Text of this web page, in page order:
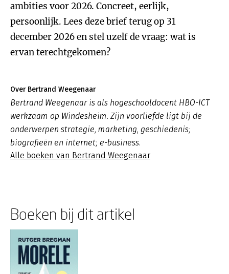
ambities voor 2026. Concreet, eerlijk,
persoonlijk. Lees deze brief terug op 31
december 2026 en stel uzelf de vraag: wat is
ervan terechtgekomen?
Over Bertrand Weegenaar
Bertrand Weegenaar is als hogeschooldocent HBO-ICT
werkzaam op Windesheim. Zijn voorliefde ligt bij de
onderwerpen strategie, marketing, geschiedenis;
biografieën en internet; e-business.
Alle boeken van Bertrand Weegenaar
Boeken bij dit artikel